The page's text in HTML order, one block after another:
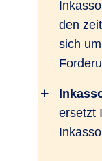
den
sich
ersetzt